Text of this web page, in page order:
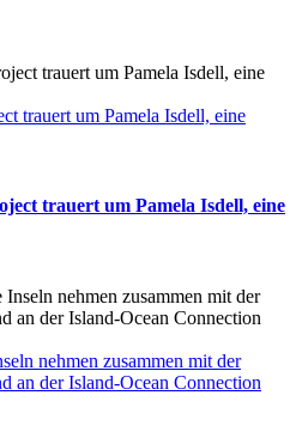
trauert um Pamela Isdell, eine
trauert um Pamela Isdell, eine
nehmen zusammen mit der
an der Island-Ocean Connection